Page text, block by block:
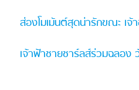
ส่องโมเม้นต์สุดน่ารักขณะ เจ้
เจ้าฟ้าชายชาร์ลส์ร่วมฉลอง